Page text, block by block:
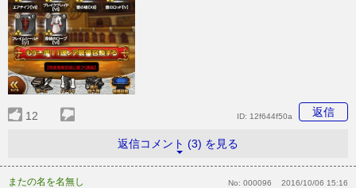
12 返信
ID: 12f644f50a
返信コメント (3) を見る
またの名を名無し No: 000096 2016/10/06 15:16